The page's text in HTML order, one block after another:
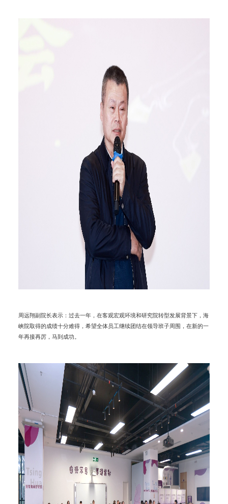
周远翔副院长表示：过去一年，在客观宏观环境和研究院转型发展背景下，海
峡院取得的成绩十分难得，希望全体员工继续团结在领导班子周围，在新的一
年再接再厉，马到成功。